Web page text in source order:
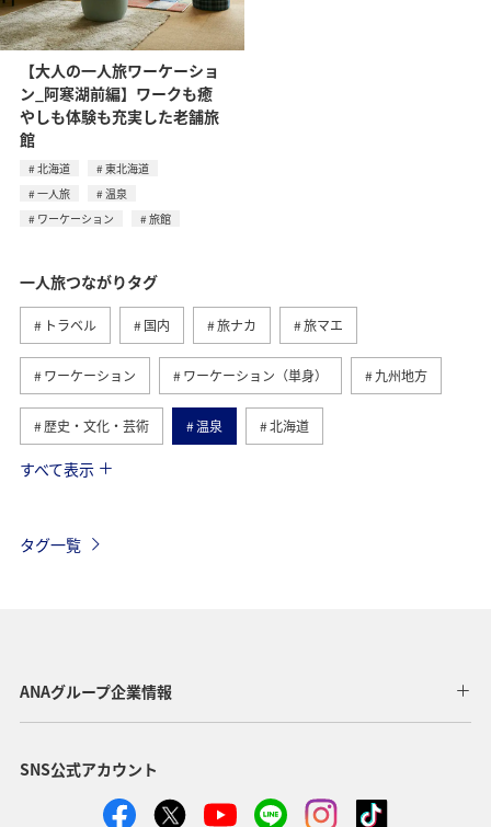
【大人の一人旅ワーケーショ
ン_阿寒湖前編】ワークも癒
やしも体験も充実した老舗旅
館
北海道
東北海道
一人旅
温泉
ワーケーション
旅館
一人旅つながりタグ
トラベル 国内 旅ナカ 旅マエ
ワーケーション ワーケーション（単身） 九州地方
歴史・文化・芸術 温泉 北海道
カップル
すべて表示
タグ一覧
ANAグループ企業情報
SNS公式アカウント